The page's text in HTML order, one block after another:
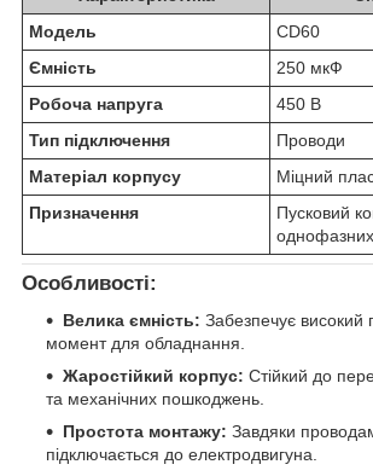
Модель
CD60
Ємність
250 мкФ
Робоча напруга
450 В
Тип підключення
Проводи
Матеріал корпусу
Міцний
Призначення
Пусковий
однофазних
Особливості:
Велика ємність: Забезпечує високий
момент для обладнання.
Жаростійкий корпус: Стійкий до
та механічних пошкоджень.
Простота монтажу: Завдяки
підключається до електродвигуна.